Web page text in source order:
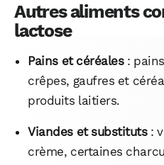
Autres aliments
lactose
Pains et céréales:
crêpes, gaufres et
produits laitiers.
Viandes et substituts:
crème, certaines